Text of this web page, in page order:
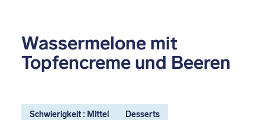
Wassermelone mit
Topfencreme und Beeren
Schwierigkeit : Mittel Desserts